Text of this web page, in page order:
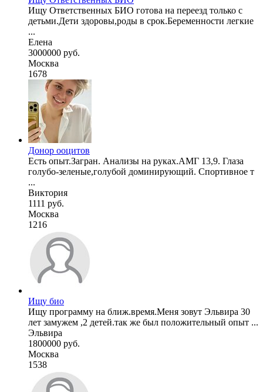
Ищу Ответственных БИО готова на переезд только с
детьми.Дети здоровы,роды в срок.Беременности легкие
...
Елена
3000000 руб.
Москва
1678
Донор ооцитов
Есть опыт.Загран. Анализы на руках.АМГ 13,9. Глаза
голубо-зеленые,голубой доминирующий. Спортивное т
...
Виктория
1111 руб.
Москва
1216
Ищу био
Ищу программу на ближ.время.Меня зовут Эльвира 30
лет замужем ,2 детей.так же был положительный опыт ...
Эльвира
1800000 руб.
Москва
1538